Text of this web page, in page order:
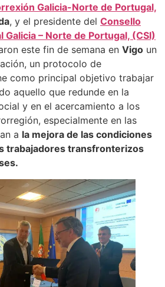
Galicia-Norte de Portugal,
, y el presidente del Consello
– Norte de Portugal, (CSI)
este fin de semana en Vigo un
un protocolo de
como principal objetivo trabajar
aquello que redunde en la
y en el acercamiento a los
especialmente en las
a la mejora de las condiciones
trabajadores transfronterizos